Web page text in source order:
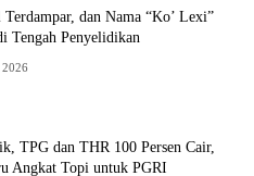
dan Nama “Ko’ Lexi”
Tengah Penyelidikan
TPG dan THR 100 Persen Cair,
Angkat Topi untuk PGRI